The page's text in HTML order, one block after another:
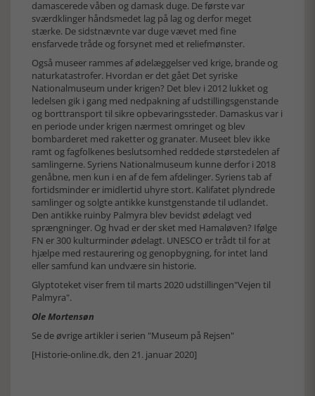
damascerede våben og damask duge. De første var
sværdklinger håndsmedet lag på lag og derfor meget
stærke. De sidstnævnte var duge vævet med fine
ensfarvede tråde og forsynet med et reliefmønster.
Også museer rammes af ødelæggelser ved krige, brande og
naturkatastrofer. Hvordan er det gået Det syriske
Nationalmuseum under krigen? Det blev i 2012 lukket og
ledelsen gik i gang med nedpakning af udstillingsgenstande
og borttransport til sikre opbevaringssteder. Damaskus var i
en periode under krigen nærmest omringet og blev
bombarderet med raketter og granater. Museet blev ikke
ramt og fagfolkenes beslutsomhed reddede størstedelen af
samlingerne. Syriens Nationalmuseum kunne derfor i 2018
genåbne, men kun i en af de fem afdelinger. Syriens tab af
fortidsminder er imidlertid uhyre stort. Kalifatet plyndrede
samlinger og solgte antikke kunstgenstande til udlandet.
Den antikke ruinby Palmyra blev bevidst ødelagt ved
sprængninger. Og hvad er der sket med Hamaløven? Ifølge
FN er 300 kulturminder ødelagt. UNESCO er trådt til for at
hjælpe med restaurering og genopbygning, for intet land
eller samfund kan undvære sin historie.
Glyptoteket viser frem til marts 2020 udstillingen"Vejen til
Palmyra".
Ole Mortensøn
Se de øvrige artikler i serien "Museum på Rejsen"
[Historie-online.dk, den 21. januar 2020]